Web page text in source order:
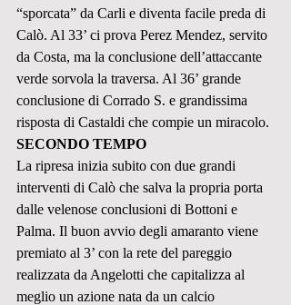
“sporcata” da Carli e diventa facile preda di
Calò. Al 33’ ci prova Perez Mendez, servito
da Costa, ma la conclusione dell’attaccante
verde sorvola la traversa. Al 36’ grande
conclusione di Corrado S. e grandissima
risposta di Castaldi che compie un miracolo.
SECONDO TEMPO
La ripresa inizia subito con due grandi
interventi di Calò che salva la propria porta
dalle velenose conclusioni di Bottoni e
Palma. Il buon avvio degli amaranto viene
premiato al 3’ con la rete del pareggio
realizzata da Angelotti che capitalizza al
meglio un azione nata da un calcio